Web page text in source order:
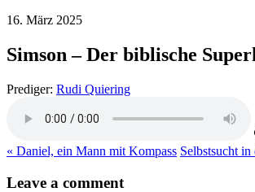
16. März 2025
Simson – Der biblische
Prediger: Rudi Quiering
« Daniel, ein Mann mit Kompass Selbstsucht
Leave a comment